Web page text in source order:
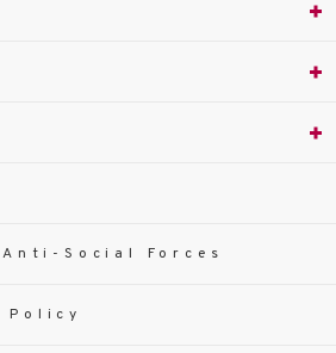
Social Forces
Policy